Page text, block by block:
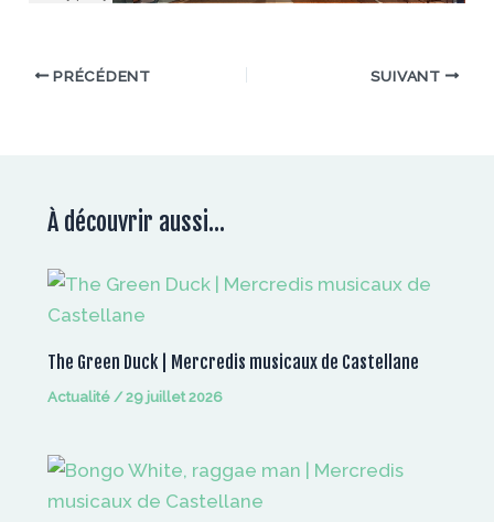
PRÉCÉDENT SUIVANT
À découvrir aussi...
The Green Duck | Mercredis musicaux de Castellane
Actualité/29 juillet 2026